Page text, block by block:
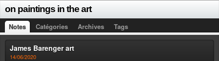
on paintings in the art
Notes Catégories Archives Tags
James Barenger art
14/06/2020